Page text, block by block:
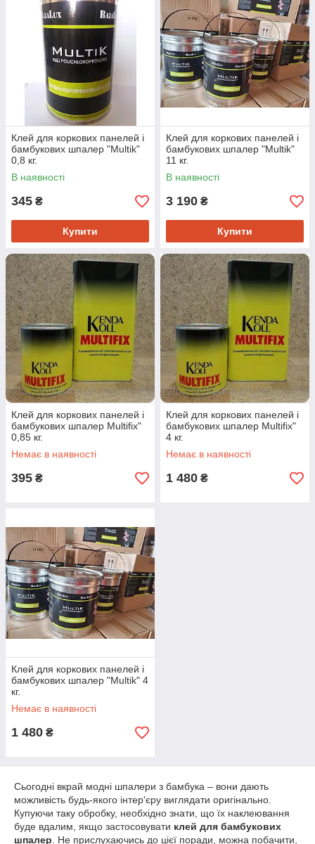
Клей для коркових панелей і
бамбукових шпалер "Multik"
0,8 кг.
В наявності
345 ₴
Купити
Клей для коркових панелей і
бамбукових шпалер "Multik"
11 кг.
В наявності
3 190 ₴
Купити
Клей для коркових панелей і
бамбукових шпалер Multifix"
0,85 кг.
Немає в наявності
395 ₴
Клей для коркових панелей і
бамбукових шпалер Multifix"
4 кг.
Немає в наявності
1 480 ₴
Клей для коркових панелей і
бамбукових шпалер "Multik" 4
кг.
Немає в наявності
1 480 ₴
Сьогодні вкрай модні шпалери з бамбука – вони дають
можливість будь-якого інтер'єру виглядати оригінально.
Купуючи таку обробку, необхідно знати, що їх наклеювання
буде вдалим, якщо застосовувати клей для бамбукових
шпалер . Не прислухаючись до цієї поради, можна побачити,